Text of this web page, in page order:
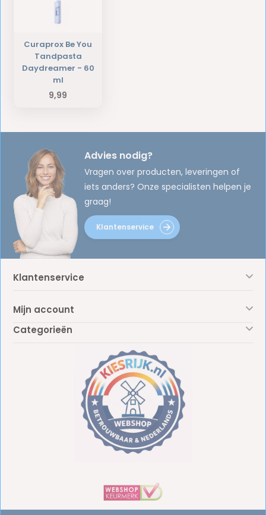
Curaprox Be You
Tandpasta
Daydreamer - 60
ml
9,99
Advies nodig?
Vragen over producten, leveringen of
iets anders? Onze specialisten helpen je
graag!
Klantenservice
Klantenservice
Mijn account
Categorieën